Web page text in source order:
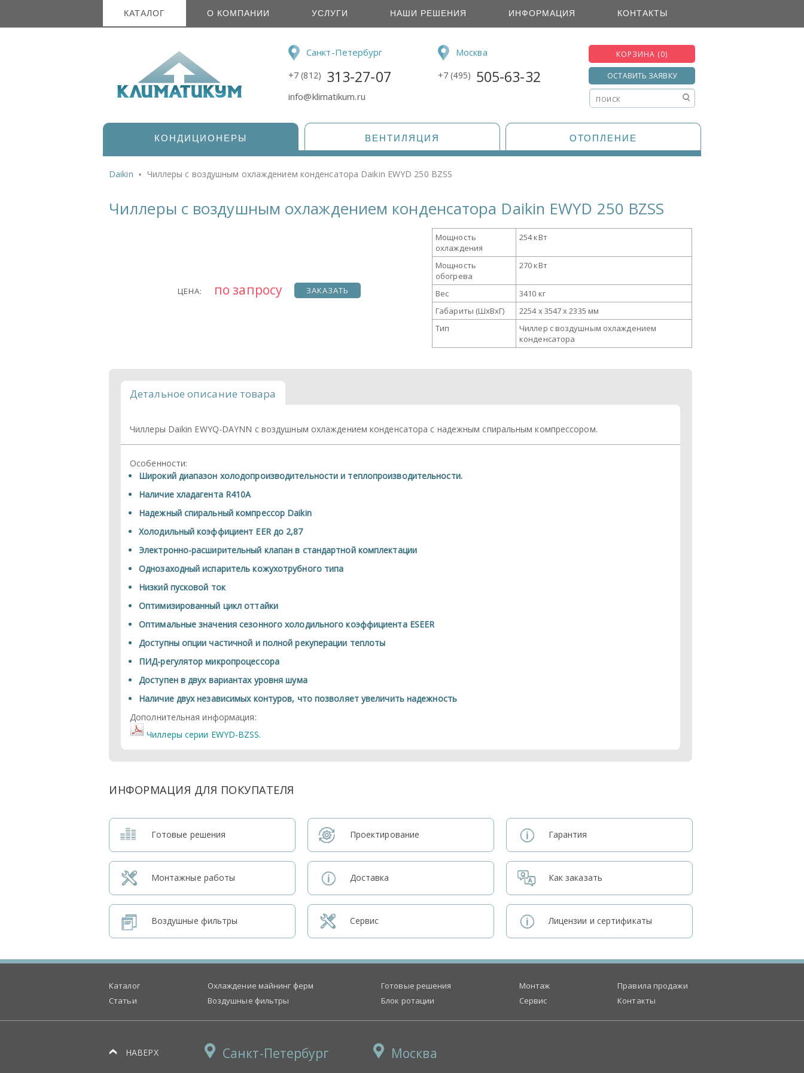
КАТАЛОГ О КОМПАНИИ УСЛУГИ НАШИ РЕШЕНИЯ ИНФОРМАЦИЯ КОНТАКТЫ
Санкт-Петербург
+7 (812) 313-27-07
info@klimatikum.ru
Москва
+7 (495) 505-63-32
КОРЗИНА (0)
ОСТАВИТЬ ЗАЯВКУ
КОНДИЦИОНЕРЫ ВЕНТИЛЯЦИЯ ОТОПЛЕНИЕ
Daikin Чиллеры с воздушным охлаждением конденсатора Daikin EWYD 250 BZSS
Чиллеры с воздушным охлаждением конденсатора Daikin EWYD 250 BZSS
ЦЕНА: по запросу ЗАКАЗАТЬ
Мощность
охлаждения
254 кВт
Мощность
обогрева
270 кВт
Вес
3410 кг
Габариты (ШxВxГ)
2254 x 3547 x 2335 мм
Тип
Чиллер с воздушным охлаждением
конденсатора
Детальное описание товара
Чиллеры Daikin EWYQ-DAYNN с воздушным охлаждением конденсатора с надежным спиральным компрессором.
Особенности:
Широкий диапазон холодопроизводительности и теплопроизводительности.
Наличие хладагента R410A
Надежный спиральный компрессор Daikin
Холодильный коэффициент EER до 2,87
Электронно-расширительный клапан в стандартной комплектации
Однозаходный испаритель кожухотрубного типа
Низкий пусковой ток
Оптимизированный цикл оттайки
Оптимальные значения сезонного холодильного коэффициента ESEER
Доступны опции частичной и полной рекуперации теплоты
ПИД-регулятор микропроцессора
Доступен в двух вариантах уровня шума
Наличие двух независимых контуров, что позволяет увеличить надежность
Дополнительная информация:
Чиллеры серии EWYD-BZSS.
ИНФОРМАЦИЯ ДЛЯ ПОКУПАТЕЛЯ
Готовые решения
Монтажные работы
Воздушные фильтры
Проектирование
Доставка
Сервис
Гарантия
Как заказать
Лицензии и сертификаты
Каталог
Статьи
Охлаждение майнинг ферм
Воздушные фильтры
Готовые решения
Блок ротации
Монтаж
Сервис
Правила продажи
Контакты
НАВЕРХ Санкт-Петербург Москва